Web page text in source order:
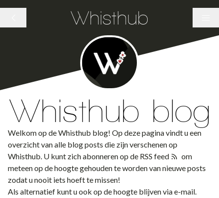
Whisthub
Whisthub blog
Welkom op de Whisthub blog! Op deze pagina vindt u een
overzicht van alle blog posts die zijn verschenen op
Whisthub. U kunt zich abonneren op de RSS feed
om
meteen op de hoogte gehouden te worden van nieuwe posts
zodat u nooit iets hoeft te missen!
Als alternatief kunt u ook op de hoogte blijven via e-mail.